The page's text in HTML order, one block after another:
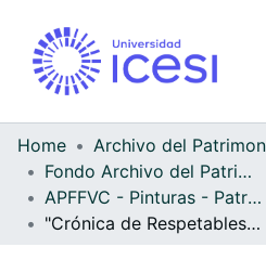
Home
Fondo Archivo del Patrimonio Fotográfico y Fílmico del Valle del Cauca
APFFVC - Pinturas - Patrimonial
"Crónica de Respetables" serigrafía (5/20) de Pablo Obelar